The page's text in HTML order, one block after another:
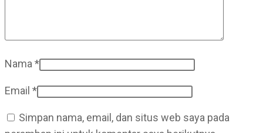
Nama*
Email *
Simpan nama, email, dan situs web saya pada